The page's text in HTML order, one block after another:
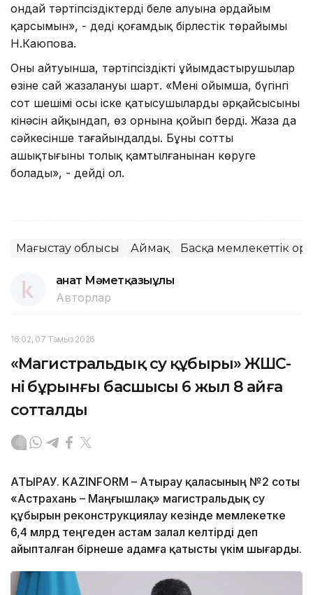
ондай тәртіпсіздіктердің белең алуына әрдайым
қарсымын», - деді қоғамдық бірлестік төрайымы
Н.Каюпова.
Оның айтуынша, тәртіпсіздікті ұйымдастырушылар
өзіне сай жазалануы шарт. «Менің ойымша, бүгінгі
сот шешімі осы іске қатысушылардың әрқайсысының
кінәсін айқындап, өз орнына қойып берді. Жаза да
сәйкесінше тағайындалды. Бұны соттың
ашықтығының толық қамтылғанынан көруге
болады», - дейді ол.
Маңғыстау облысы Аймақ Басқа мемлекеттік
Қанат Мәметқазыұлы
Авторлар
16:02, 07 Тамыз 2026
«Магистральдық су құбыры» ЖШС-
нің бұрынғы басшысы 6 жыл 8 айға
сотталды
АТЫРАУ. KAZINFORM – Атырау қаласының №2 соты
«Астрахань – Маңғышлақ» магистральдық су
құбырын реконструкциялау кезінде мемлекетке
6,4 млрд теңгеден астам залал келтірді деп
айыпталған бірнеше адамға қатысты үкім шығарды.